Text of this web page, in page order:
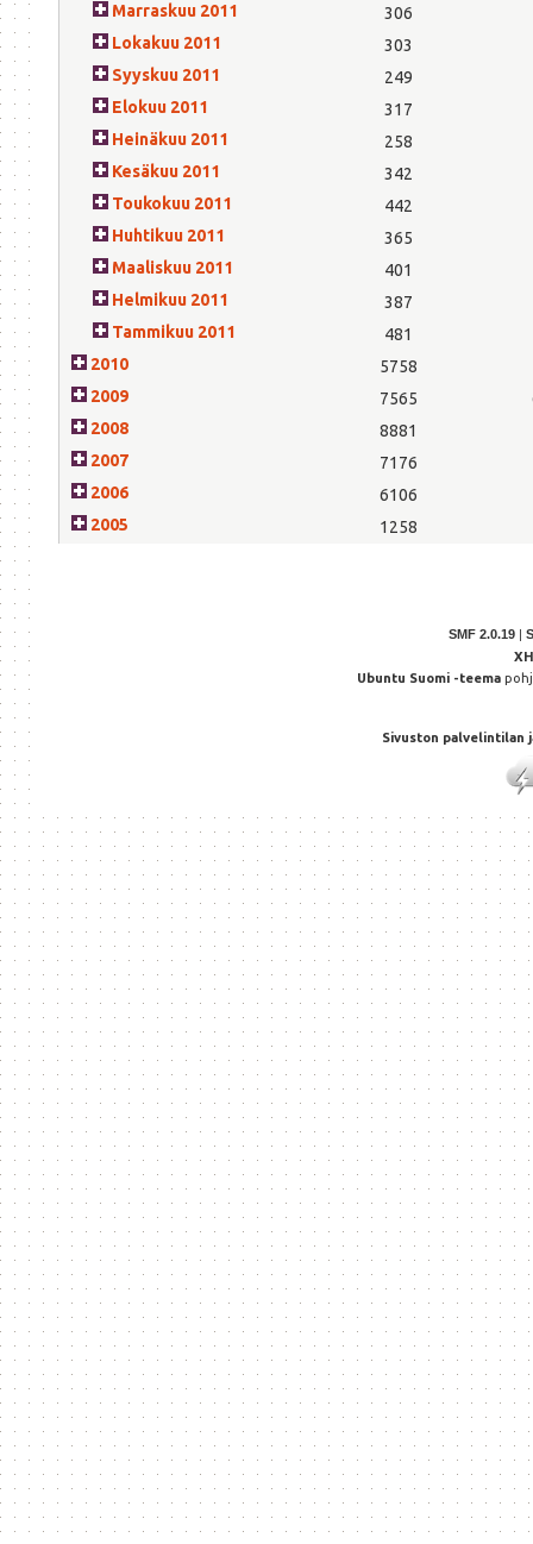
Marraskuu 2011
306
Lokakuu 2011
303
Syyskuu 2011
249
Elokuu 2011
317
Heinäkuu 2011
258
Kesäkuu 2011
342
Toukokuu 2011
442
Huhtikuu 2011
365
Maaliskuu 2011
401
Helmikuu 2011
387
Tammikuu 2011
481
2010
5758
2009
7565
2008
8881
2007
7176
2006
6106
2005
1258
SMF 2.0.19 |
Ubuntu Suomi -teema
Sivuston palvelintilan